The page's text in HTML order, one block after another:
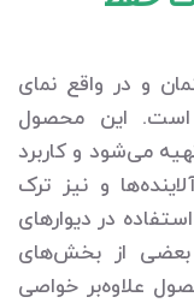
و در واقع نمای
است. این محصول
می‌شود و کاربرد
و نیز ترک
در دیوارهای
از بخش‌های
علاوه‌بر خواصی